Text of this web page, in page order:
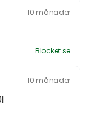
10 månader
Blocket.se
10 månader